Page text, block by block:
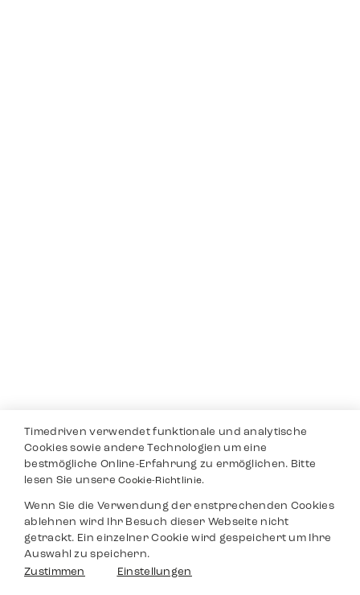
Timedriven verwendet funktionale und analytische
Cookies sowie andere Technologien um eine
bestmögliche Online-Erfahrung zu ermöglichen. Bitte
lesen Sie unsereCookie-Richtlinie.
Wenn Sie die Verwendung der enstprechenden Cookies
ablehnen wird Ihr Besuch dieser Webseite nicht
getrackt. Ein einzelner Cookie wird gespeichert um Ihre
Auswahl zu speichern.
Zustimmen
Einstellungen